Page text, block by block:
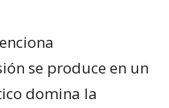
se produce en un
domina la